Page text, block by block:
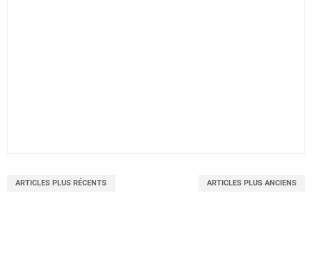
ARTICLES PLUS RÉCENTS ARTICLES PLUS ANCIENS